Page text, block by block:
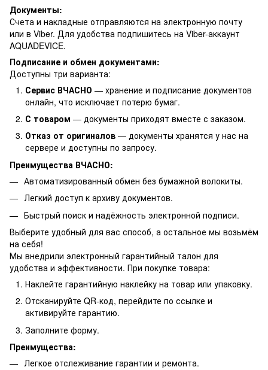
Документы:
Счета и накладные отправляются на электронную почту
или в Viber. Для удобства подпишитесь на Viber-аккаунт
AQUADEVICE.
Подписание и обмен документами:
Доступны три варианта:
Сервис ВЧАСНО — хранение и подписание документов
онлайн, что исключает потерю бумаг.
С товаром — документы приходят вместе с заказом.
Отказ от оригиналов — документы хранятся у нас на
сервере и доступны по запросу.
Преимущества ВЧАСНО:
Автоматизированный обмен без бумажной волокиты.
Легкий доступ к архиву документов.
Быстрый поиск и надёжность электронной подписи.
Выберите удобный для вас способ, а остальное мы возьмём
на себя!
Мы внедрили электронный гарантийный талон для
удобства и эффективности. При покупке товара:
Наклейте гарантийную наклейку на товар или упаковку.
Отсканируйте QR-код, перейдите по ссылке и
активируйте гарантию.
Заполните форму.
Преимущества:
Легкое отслеживание гарантии и ремонта.